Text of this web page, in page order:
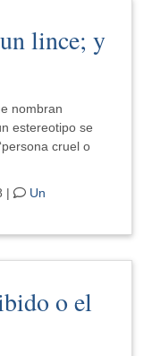
lince; y
nombran
estereotipo se
cruel o
|
Un
o el